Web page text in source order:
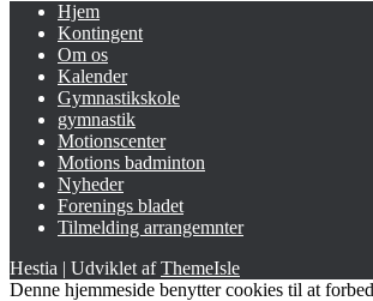
Hjem
Kontingent
Om os
Kalender
Gymnastikskole
gymnastik
Motionscenter
Motions badminton
Nyheder
Forenings bladet
Tilmelding arrangemnter
Hestia | Udviklet afThemeIsle
Denne hjemmeside benytter cookies til at